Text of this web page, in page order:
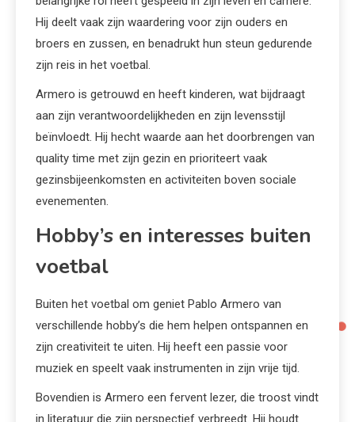
Hij deelt vaak zijn waardering voor zijn ouders en
broers en zussen, en benadrukt hun steun gedurende
zijn reis in het voetbal.
Armero is getrouwd en heeft kinderen, wat bijdraagt
aan zijn verantwoordelijkheden en zijn levensstijl
beïnvloedt. Hij hecht waarde aan het doorbrengen van
quality time met zijn gezin en prioriteert vaak
gezinsbijeenkomsten en activiteiten boven sociale
evenementen.
Hobby’s en interesses buiten
voetbal
Buiten het voetbal om geniet Pablo Armero van
verschillende hobby’s die hem helpen ontspannen en
zijn creativiteit te uiten. Hij heeft een passie voor
muziek en speelt vaak instrumenten in zijn vrije tijd.
Bovendien is Armero een fervent lezer, die troost vindt
in literatuur die zijn perspectief verbreedt. Hij houdt